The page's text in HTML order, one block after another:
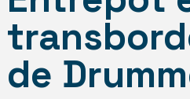
de